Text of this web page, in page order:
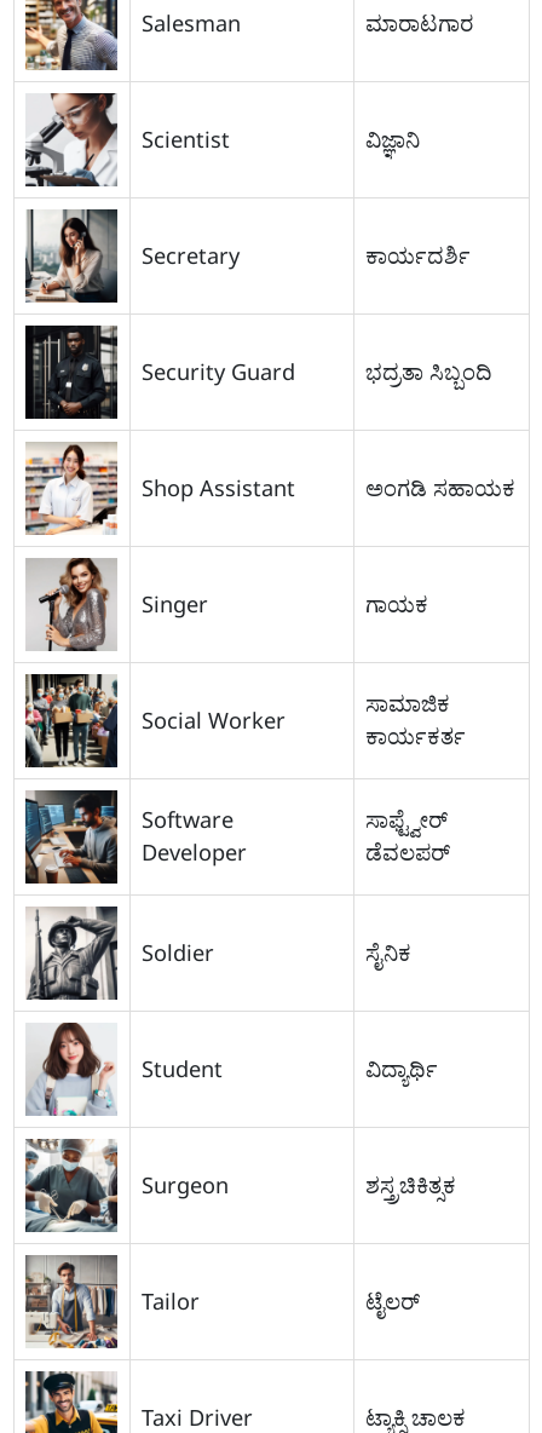
Salesman ಮಾರಾಟಗಾರ
Scientist ವಿಜ್ಞಾನಿ
Secretary ಕಾರ್ಯದರ್ಶಿ
Security Guard ಭದ್ರತಾ ಸಿಬ್ಬಂದಿ
Shop Assistant ಅಂಗಡಿ ಸಹಾಯಕ
Singer ಗಾಯಕ
Social Worker
ಸಾಮಾಜಿಕ
ಕಾರ್ಯಕರ್ತ
Software
Developer
ಸಾಫ್ಟ್ವೇರ್
ಡೆವಲಪರ್
Soldier ಸೈನಿಕ
Student ವಿದ್ಯಾರ್ಥಿ
Surgeon ಶಸ್ತ್ರಚಿಕಿತ್ಸಕ
Tailor ಟೈಲರ್
Taxi Driver ಟ್ಯಾಕ್ಸಿ ಚಾಲಕ